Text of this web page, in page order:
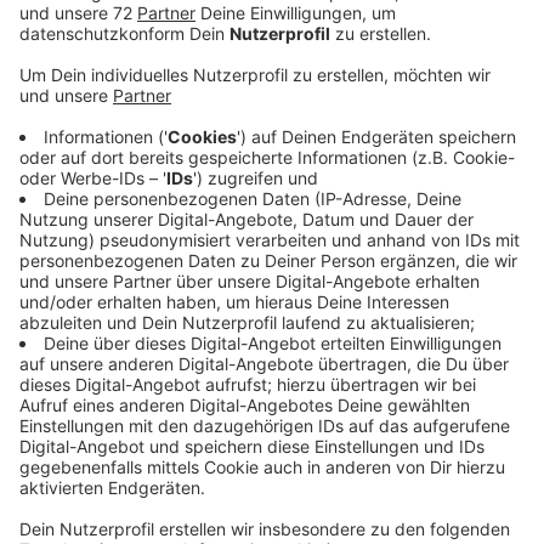
Das ehemalige Limberg Areal wird komplett
abgerissen und für eine neu Nutzung vorbereitet. Das
wurde heute (26.03.) nochmal von der Stadt Osnbrück
bestätigt. Alle Bewohner des alten britischen
Militärsgeländes erhalten deshalb schon Ende des
Monats die Kündigung. Die Bewohner seien schon
lange informiert worden und haben für den Umzug Zeit
bis Ende Juni, heißt es von der Stadt. Für den Abriss
der alten gebäude und die Umgestaltung des
Geländes werden Versorgungsleitungen gekappt -
deshalb die frühe Kündigung. Einige wenige Gebäude
wie eine KiTa, eine Sporthalle und eine
Flüchtlingsunterkunft werden voerst erhalten. Ziel ist
es das Gelände gewerblich zu nutzen. Geplant sind